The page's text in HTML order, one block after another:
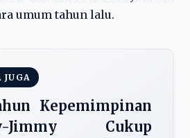
umum tahun lalu.
JUGA
Kepemimpinan
Jimmy Cukup